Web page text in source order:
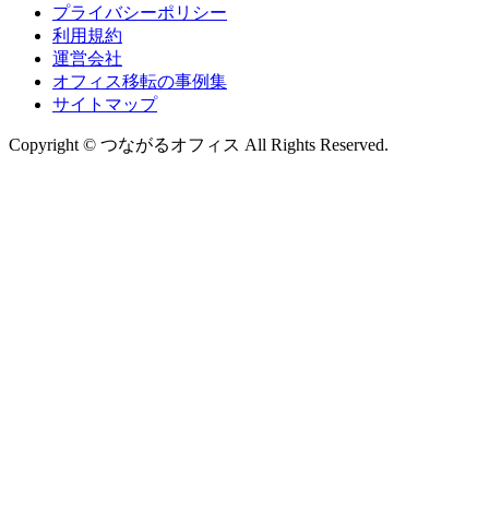
プライバシーポリシー
利用規約
運営会社
オフィス移転の事例集
サイトマップ
Copyright © つながるオフィス All Rights Reserved.